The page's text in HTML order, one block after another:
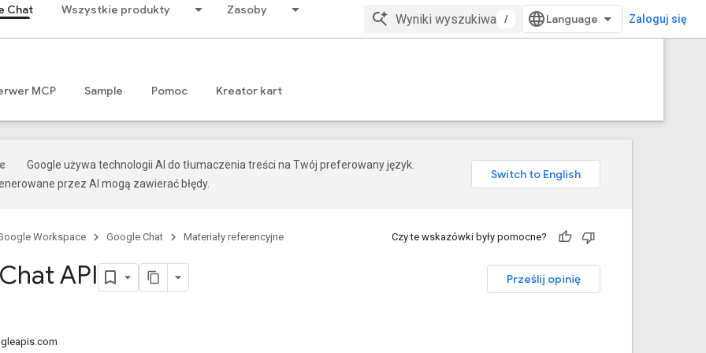
Chat Wszystkie produkty Zasoby
/ Zaloguj się
MCP Sample Pomoc Kreator kart
Google używa technologii AI do tłumaczenia treści na Twój preferowany język.
przez AI mogą zawierać błędy.
Workspace Google Chat Materiały referencyjne Czy te wskazówki były pomocne?
Prześlij opinię
API